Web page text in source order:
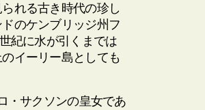
れる古き時代の珍し
のケンブリッジ州フ
紀に水が引くまでは
イーリー島としても
・サクソンの皇女であ